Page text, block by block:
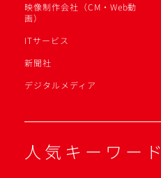
映像制作会社（CM・Web動
画）
ITサービス
新聞社
デジタルメディア
人気キーワード